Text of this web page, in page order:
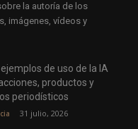
la autoría de los
imágenes, vídeos y
de uso de la IA
productos y
periodísticos
31 julio, 2026